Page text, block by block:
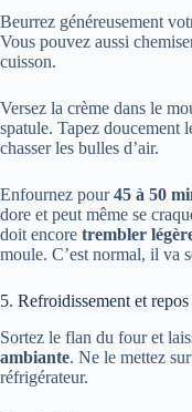
Beurrez généreusement
Vous pouvez aussi
cuisson.
Versez la crème dans le
spatule. Tapez doucement
chasser les bulles d’air.
Enfournez pour45 à 50
dore et peut même se
doit encore trembler
moule. C’est normal, il va
5. Refroidissement et repos
Sortez le flan du four et
ambiante. Ne le mettez
réfrigérateur.